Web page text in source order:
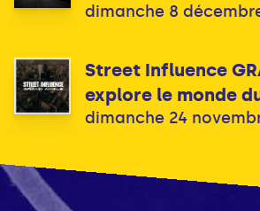
dimanche 8
Street Influence
explore le monde
dimanche 24